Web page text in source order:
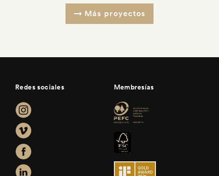
Más proyectos
Redes sociales Membresías